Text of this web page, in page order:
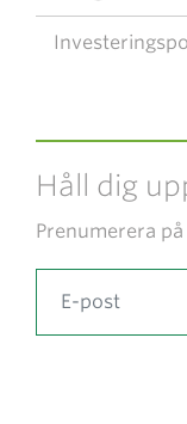
Håll dig
Prenumerera